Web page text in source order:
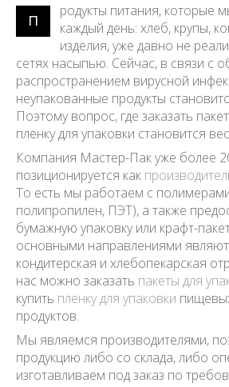
П
родукты питания, которые
каждый день: хлеб, крупы,
изделия, уже давно не
сетях насыпью. Сейчас, в связи с
распространением вирусной
неупакованные продукты
Поэтому вопрос, где заказать
пленку для упаковки становится
Компания Мастер-Пак уже более
позиционируется как
То есть мы работаем с
полипропилен, ПЭТ), а также
бумажную упаковку или крафт-
основными направлениями
кондитерская и хлебопекарская
нас можно заказать пакеты для
купить пленку для упаковки
продуктов.
Мы являемся производителями,
продукцию либо со склада, либо
изготавливаем под заказ по